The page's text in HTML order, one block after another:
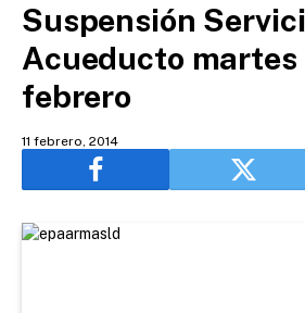
Suspensión
Acueducto martes
febrero
11 febrero, 2014